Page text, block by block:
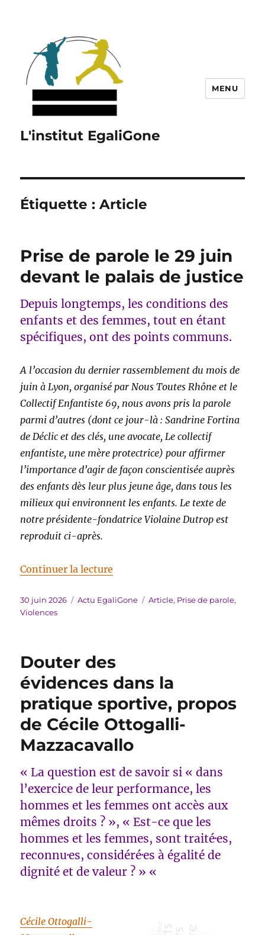
L'institut EgaliGone
MENU
Étiquette :Article
Prise de parole le 29 juin
devant le palais de justice
Depuis longtemps, les conditions des
enfants et des femmes, tout en étant
spécifiques, ont des points communs.
A l’occasion du dernier rassemblement du mois de
juin à Lyon, organisé par Nous Toutes Rhône et le
Collectif Enfantiste 69, nous avons pris la parole
parmi d’autres (dont ce jour-là : Sandrine Fortina
de Déclic et des clés, une avocate, Le collectif
enfantiste, une mère protectrice) pour affirmer
l’importance d’agir de façon conscientisée auprès
des enfants dès leur plus jeune âge, dans tous les
milieux qui environnent les enfants. Le texte de
notre présidente-fondatrice Violaine Dutrop est
reproduit ci-après.
Continuer la lecture
Publié
le
30 juin 2026 Catégories
Actu EgaliGone Étiquettes
Article, Prise de parole,
Violences
Douter des
évidences dans la
pratique sportive, propos
de Cécile Ottogalli-
Mazzacavallo
« La question est de savoir si « dans
l’exercice de leur performance, les
hommes et les femmes ont accès aux
mêmes droits ? », « Est-ce que les
hommes et les femmes, sont traité·es,
reconnu·es, considéré·es à égalité de
dignité et de valeur ? » «
Cécile Ottogalli-